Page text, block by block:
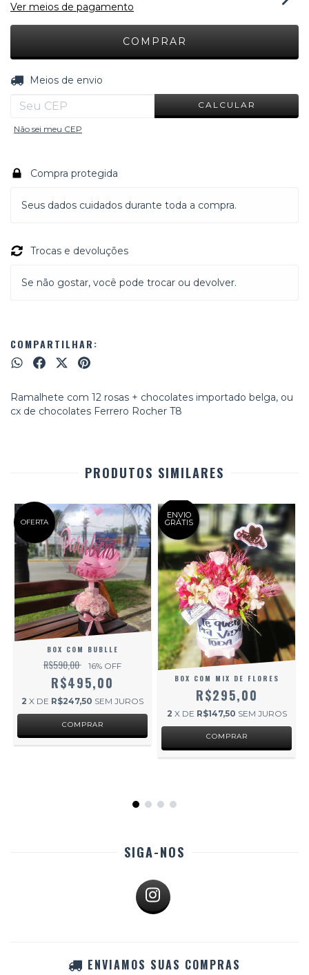
Ver meios de pagamento
Entregas para o CEP:
Meios de envio
CALCULAR
Não sei meu CEP
Compra protegida
Seus dados cuidados durante toda a compra.
Trocas e devoluções
Se não gostar, você pode trocar ou devolver.
COMPARTILHAR:
Ramalhete com 12 rosas + chocolates importado belga, ou
cx de chocolates Ferrero Rocher T8
PRODUTOS SIMILARES
OFERTA
BOX COM BUBLLE
R$590,00 16% OFF
R$495,00
2 X DE R$247,50 SEM JUROS
ENVIO
GRÁTIS
BOX COM MIX DE FLORES
R$295,00
2 X DE R$147,50 SEM JUROS
SIGA-NOS
ENVIAMOS SUAS COMPRAS